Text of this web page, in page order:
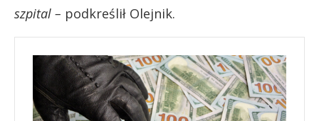
szpital – podkreślił Olejnik.